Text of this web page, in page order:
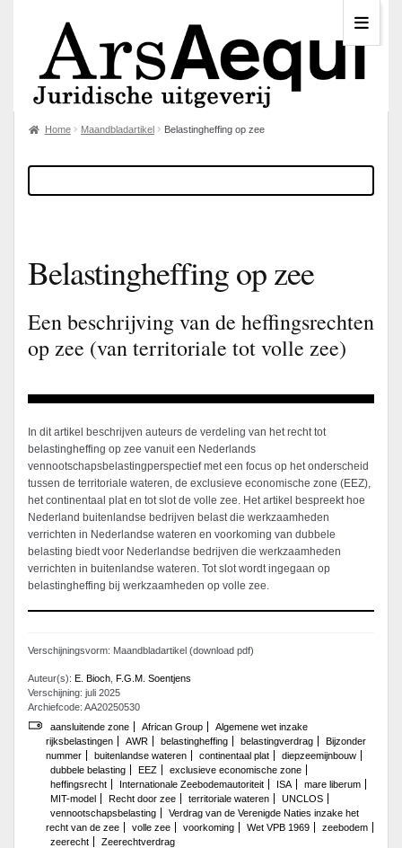
Home Maandbladartikel Belastingheffing op zee
Belastingheffing op zee
Een beschrijving van de heffingsrechten
op zee (van territoriale tot volle zee)
In dit artikel beschrijven auteurs de verdeling van het recht tot
belastingheffing op zee vanuit een Nederlands
vennootschapsbelastingperspectief met een focus op het onderscheid
tussen de territoriale wateren, de exclusieve economische zone (EEZ),
het continentaal plat en tot slot de volle zee. Het artikel bespreekt hoe
Nederland buitenlandse bedrijven belast die werkzaamheden
verrichten in Nederlandse wateren en voorkoming van dubbele
belasting biedt voor Nederlandse bedrijven die werkzaamheden
verrichten in buitenlandse wateren. Tot slot wordt ingegaan op
belastingheffing bij werkzaamheden op volle zee.
Verschijningsvorm: Maandbladartikel (download pdf)
Auteur(s): E. Bioch F.G.M. Soentjens
Verschijning: juli 2025
Archiefcode: AA20250530
aansluitende zone
African Group
Algemene wet inzake
rijksbelastingen
AWR belastingheffing belastingverdrag
Bijzonder
nummer
buitenlandse wateren continentaal plat
diepzeemijnbouw
dubbele belasting
EEZ
exclusieve economische zone
heffingsrecht
Internationale Zeebodemautoriteit ISA
mare liberum
MIT-model
Recht door zee territoriale wateren
UNCLOS
vennootschapsbelasting
Verdrag van de Verenigde Naties inzake het
recht van de zee
volle zee voorkoming Wet VPB 1969
zeebodem
zeerecht
Zeerechtverdrag